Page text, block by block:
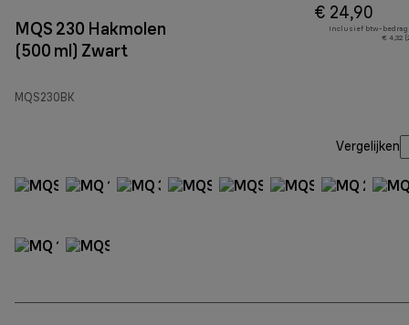
MQS 230 Hakmolen
(500 ml) Zwart
MQS230BK
€ 24,90
Inclusief btw-bedrag
€ 4,32
Vergelijken